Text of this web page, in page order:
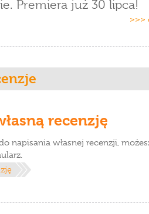
Premiera już 30 lipca!
>>>
recenzję
napisania własnej recenzji,